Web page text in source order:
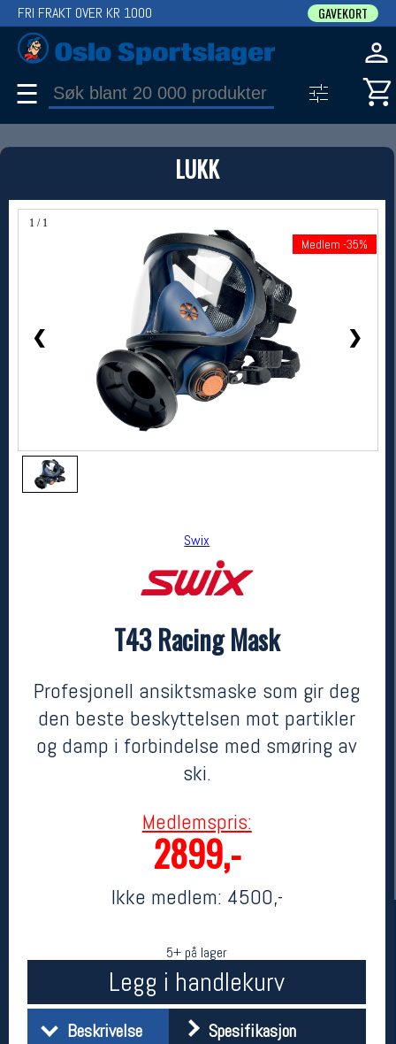
LUKK
1 / 1
❮ ❯
Medlem -35%
Swix
T43 Racing Mask
Profesjonell ansiktsmaske som gir deg
den beste beskyttelsen mot partikler
og damp i forbindelse med smøring av
ski.
Medlemspris:
2899,-
Ikke medlem: 4500,-
5+ på lager
Legg i handlekurv
Beskrivelse Spesifikasjon
FRI FRAKT OVER KR 1000 GAVEKORT
☰
PRODUKT
Produkter (1)
Bruk filter til å spisse søket
Swix
T43 Racing Mask
4500,- MEDLEM:2899,-
Her finner du oss
Oslo Sportslager